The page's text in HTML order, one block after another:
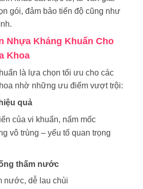
gói, đảm bảo tiến độ cũng như
Nhựa Kháng Khuẩn Cho
Khoa
là lựa chọn tối ưu cho các
nhờ những ưu điểm vượt trội:
quả
của vi khuẩn, nấm mốc
vô trùng – yếu tố quan trọng
thấm nước
nước, dễ lau chùi